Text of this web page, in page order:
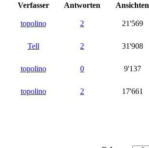
Verfasser Antworten Ansichten
topolino 2 21'569
Tell 2 31'908
topolino 0 9'137
topolino 2 17'661